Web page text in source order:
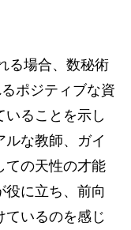
る場合、数秘術
ポジティブな資
ることを示し
な教師、ガイ
ての天性の才能
に立ち、前向
ているのを感じ